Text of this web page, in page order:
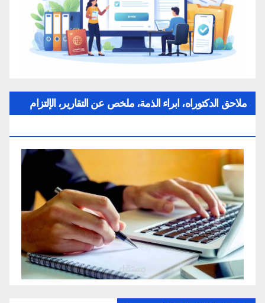
ملاحق الدكتوراه، ابراء الذمة، ملخص عن التقارير، الإلتزام